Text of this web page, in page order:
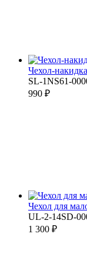
Чехол-
SL-1NS61-
990 ₽
Чехол для
UL-2-14SD-
1 300 ₽